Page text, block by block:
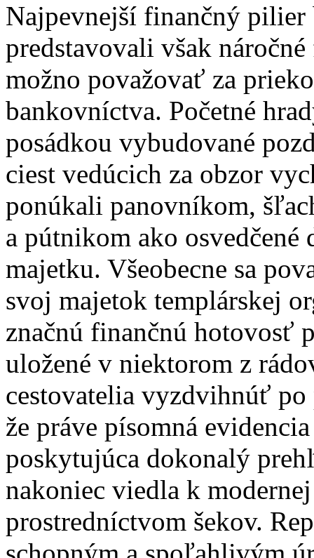
Najpevnejší finančný
predstavovali však
možno považovať za
bankovníctva. Početné
posádkou vybudované
ciest vedúcich za obzor
ponúkali panovníkom,
a pútnikom ako osvedčené
majetku. Všeobecne sa
svoj majetok templárskej
značnú finančnú hotovosť
uložené v niektorom z
cestovatelia vyzdvihnúť po
že práve písomná
poskytujúca dokonalý
nakoniec viedla k
prostredníctvom šekov.